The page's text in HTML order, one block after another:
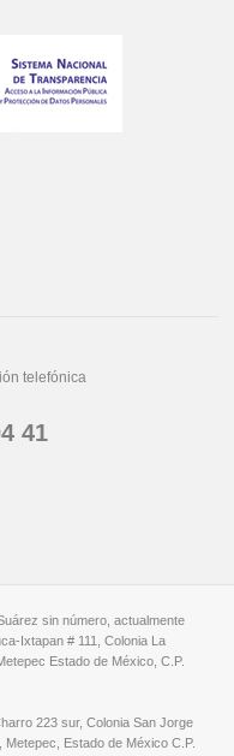
telefónica
41
sin número, actualmente
Ixtapan # 111, Colonia La
Estado de México, C.P.
223 sur, Colonia San Jorge
Metepec, Estado de México C.P.